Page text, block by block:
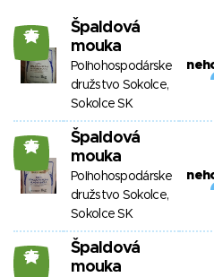
25
Špaldová
mouka
Poľnohospodárske
družstvo Sokolce,
Sokolce SK
25
Špaldová
mouka
Poľnohospodárske
družstvo Sokolce,
Sokolce SK
25
Špaldová
mouka